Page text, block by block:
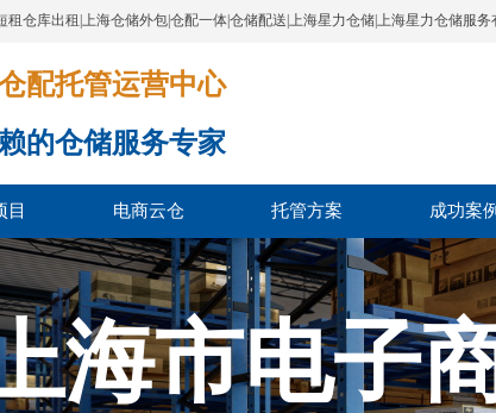
仓库出租|上海仓储外包|仓配一体|仓储配送|上海星力仓储|上海星力仓储服务
配托管运营中心​​​​​​​​​​​​​​​​​
的仓储服务专家
目 电商云仓 托管方案 成功案例
海市电子